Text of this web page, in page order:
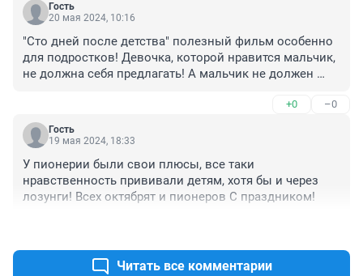
Гость
20 мая 2024, 10:16
"Сто дней после детства" полезный фильм особенно
для подростков! Девочка, которой нравится мальчик,
не должна себя предлагать! А мальчик не должен
любовью ничего не надо делать. Просто пережить
Пусть останется свежа и невинна...
+0 –0
Гость
19 мая 2024, 18:33
У пионерии были свои плюсы, все таки
нравственность прививали детям, хотя бы и через
лозунги! Всех октябрят и пионеров С праздником!
Читать все комментарии